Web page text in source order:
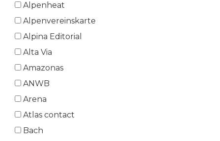
Alpenheat
Alpenvereinskarte
Alpina Editorial
Alta Via
Amazonas
ANWB
Arena
Atlas contact
Bach